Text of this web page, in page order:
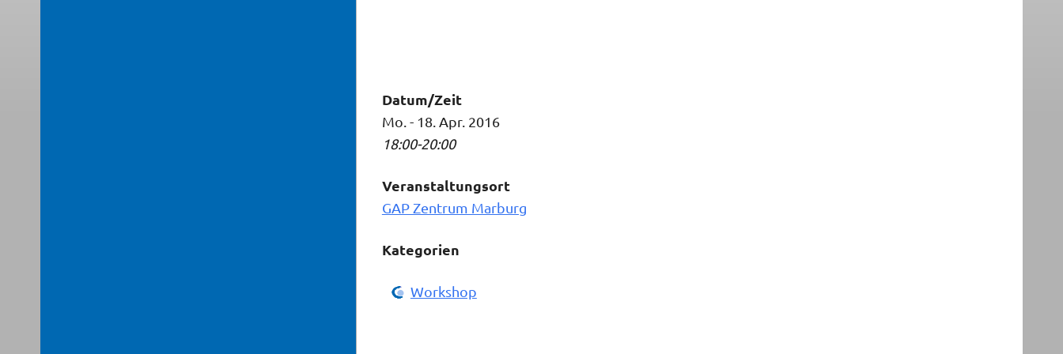
Datum/Zeit
Mo. - 18. Apr. 2016
18:00-20:00
Veranstaltungsort
GAP Zentrum Marburg
Kategorien
Workshop